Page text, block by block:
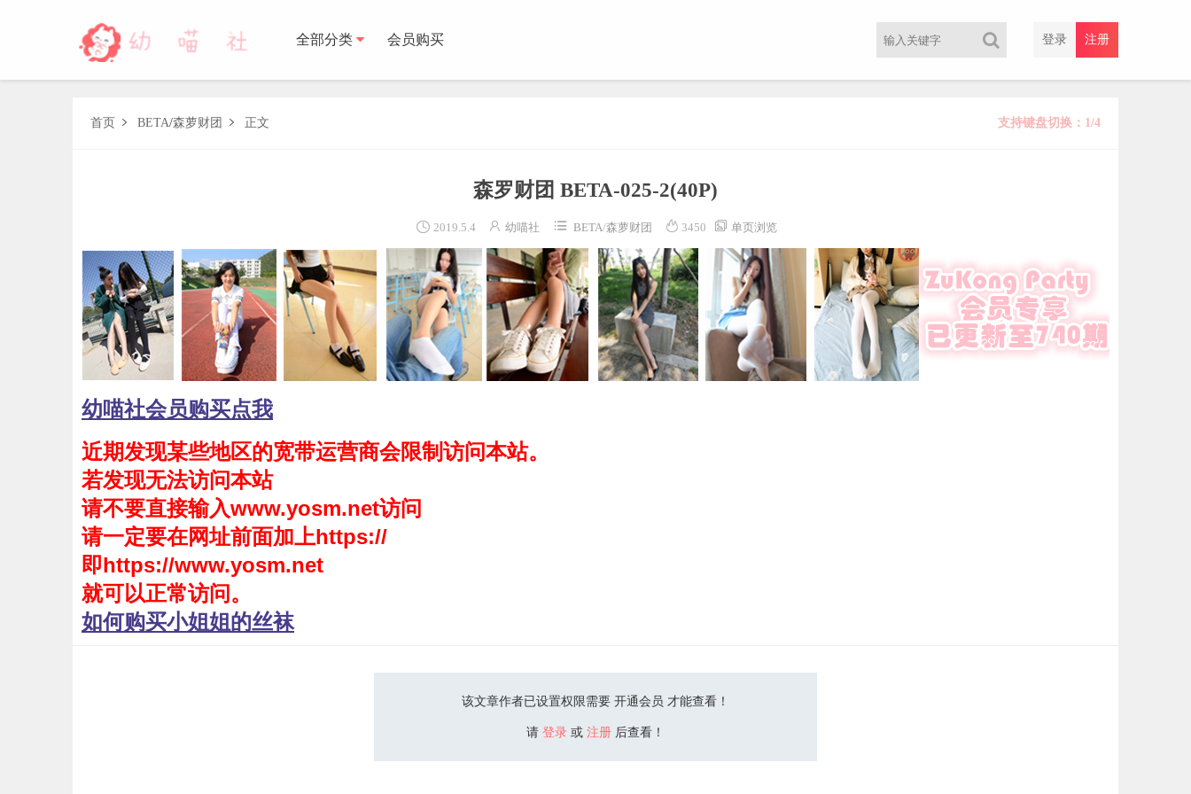
全部分类 会员购买 注册
登录
首页  BETA/森萝财团  正文 支持键盘切换：1/4
森罗财团 BETA-025-2(40P)
 2019.5.4  幼喵社  BETA/森萝财团  3450  单页浏览
幼喵社会员购买点我
近期发现某些地区的宽带运营商会限制访问本站。
若发现无法访问本站
请不要直接输入www.yosm.net访问
请一定要在网址前面加上https://
即https://www.yosm.net
就可以正常访问。
如何购买小姐姐的丝袜
该文章作者已设置权限需要 开通会员 才能查看！
请 登录 或 注册 后查看！